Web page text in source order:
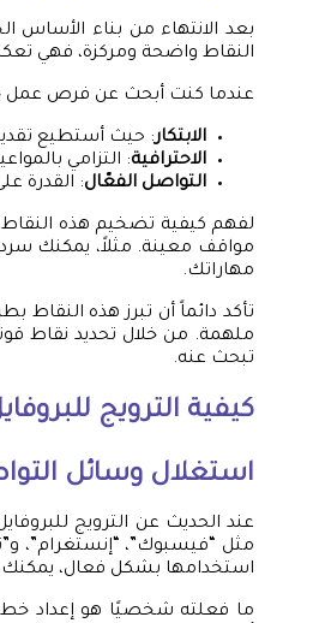
بعد الانتهاء من بناء الأساس
النقاط واضحة ومركزة، فهي
عندما كنت أبحث عن فرص عمل جديدة، قمت
الابتكار: حيث أستطيع
الاحترافية: التزامي
التواصل الفعّال: القدرة
لفهم كيفية تضخيم هذه
مواقف معينة. مثلاً، يمكنك
مهاراتك.
تأكد دائماً أن تبرز هذه
ملهمة. من خلال تحديد نقاط
تبحث عنه.
كيفية الترويج
استغلال وسائل
عند الحديث عن الترويج
مثل “فيسبوك”، “إنستغرام”،
استخدامها بشكل فعال، يمكنك
ما فعلته شخصيًا هو إعداد